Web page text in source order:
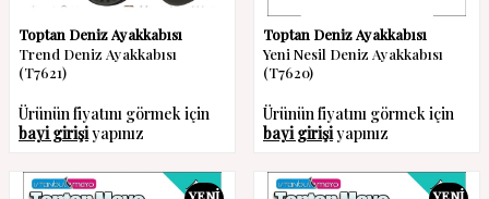
Toptan Deniz Ayakkabısı
Trend Deniz Ayakkabısı
(T7621)
Ürünün fiyatını görmek için
bayi girişiyapınız
Toptan Deniz Ayakkabısı
Yeni Nesil Deniz Ayakkabısı
(T7620)
Ürünün fiyatını görmek için
bayi girişiyapınız
YENI YENI